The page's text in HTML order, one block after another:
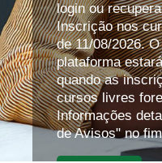
login ou
Inscrição nos
de 11/08/2026.
plataforma
quando as
cursos livres
Informações
de Avisos" no